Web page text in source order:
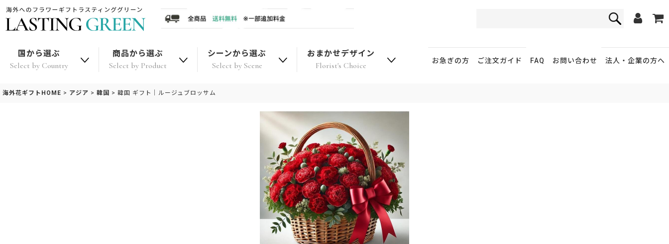
国から選ぶ
Select by Country
商品から選ぶ
Select by Product
シーンから選ぶ
Select by Scene
おまかせデザイン
Florist's Choice 法人・企業の方へ
ご注文ガイド
お急ぎの方 FAQ お問い合わせ
海外花ギフトHOME > アジア > 韓国 > 韓国 ギフト｜ルージュブロッサム